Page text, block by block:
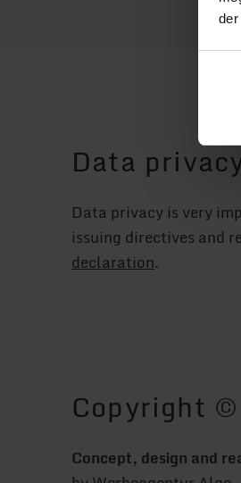
Data
Data privacy is very
issuing directives and
declaration.
Copyright ©
Concept, design and